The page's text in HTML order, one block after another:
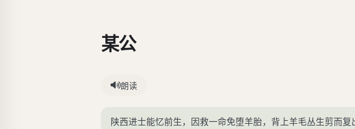
某公
朗读
陕西进士能忆前生，因救一命免堕羊胎，背上羊毛丛生剪而复